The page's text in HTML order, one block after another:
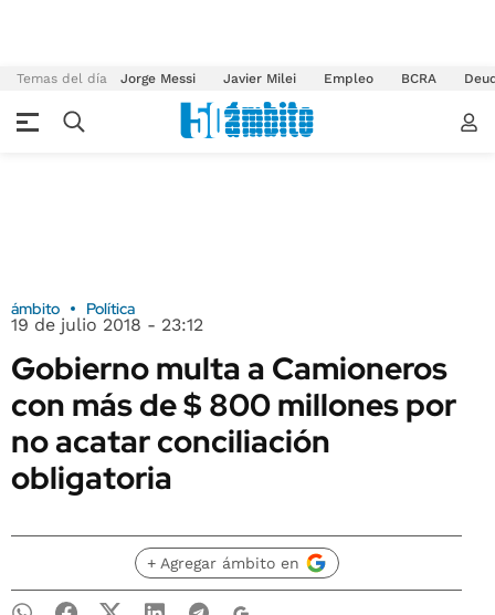
Temas del día Jorge Messi Javier Milei Empleo BCRA
ámbito Política
19 de julio 2018 - 23:12
Gobierno multa a Camioneros
con más de $ 800 millones por
no acatar conciliación
obligatoria
+ Agregar ámbito en